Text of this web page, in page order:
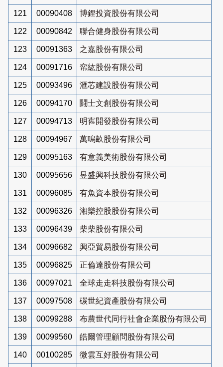
121 00090408 博鋰投資股份有限公司
122 00090842 聯合健身股份有限公司
123 00091363 之嘉股份有限公司
124 00091716 帟紘股份有限公司
125 00093496 滙芯建設股份有限公司
126 00094170 鬪士文創股份有限公司
127 00094713 明寯開發股份有限公司
128 00094967 萬鳴畝股份有限公司
129 00095163 有意義美術股份有限公司
130 00095656 昱盛興科技股份有限公司
131 00096085 有魚資本股份有限公司
132 00096326 湘樂控股股份有限公司
133 00096439 柴柴股份有限公司
134 00096682 興亞貿易股份有限公司
135 00096825 正倫達股份有限公司
136 00097021 全球走走科技股份有限公司
137 00097508 碳世紀資產股份有限公司
138 00099288 布農世代同行社會企業股份有限公司
139 00099560 皓爾管理顧問股份有限公司
140 00100285 微雲互好股份有限公司